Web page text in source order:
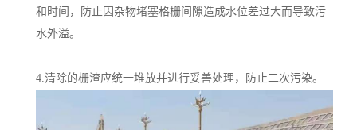
和时间，防止因杂物堵塞格栅间隙造成水位差过大而导致污
水外溢。
4.清除的栅渣应统一堆放并进行妥善处理，防止二次污染。